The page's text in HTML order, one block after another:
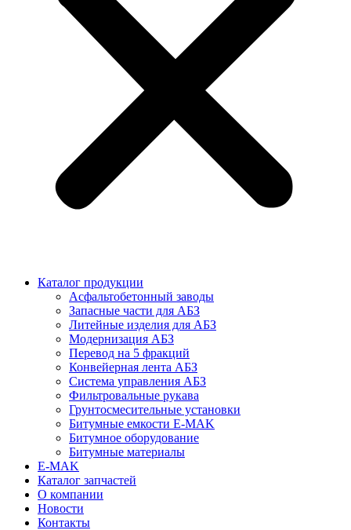
Каталог продукции
Асфальтобетонный заводы
Запасные части для АБЗ
Литейные изделия для АБЗ
Модернизация АБЗ
Перевод на 5 фракций
Конвейерная лента АБЗ
Система управления АБЗ
Фильтровальные рукава
Грунтосмесительные установки
Битумные емкости E-MAK
Битумное оборудование
Битумные материалы
E-MAK
Каталог запчастей
О компании
Новости
Контакты